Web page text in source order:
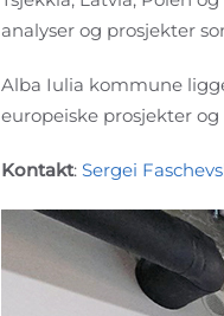
analyser og prosjekter
Alba Iulia kommune
europeiske prosjekter
Kontakt: Sergei